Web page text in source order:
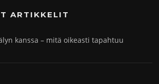
ARTIKKELIT
kanssa – mitä oikeasti tapahtuu